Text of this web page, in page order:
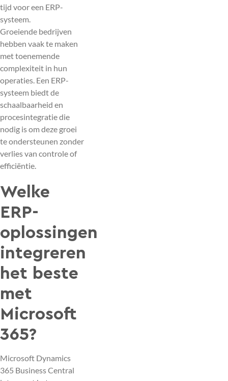
tijd voor een ERP-
systeem.
Groeiende bedrijven
hebben vaak te maken
met toenemende
complexiteit in hun
operaties. Een ERP-
systeem biedt de
schaalbaarheid en
procesintegratie die
nodig is om deze groei
te ondersteunen zonder
verlies van controle of
efficiëntie.
Welke
ERP-
oplossingen
integreren
het beste
met
Microsoft
365?
Microsoft Dynamics
365 Business Central